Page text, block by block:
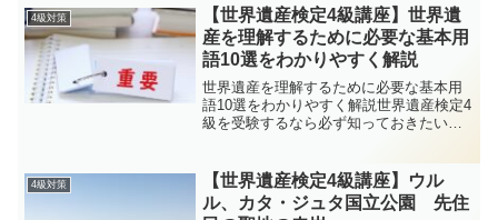
都市空間で融合し、世界文化に決定的な
影響を与えました。4...
4級対策
【世界遺産検定4級講座】世界遺
産を理解するために必要な基本用
語10選をわかりやすく解説
世界遺産を理解するために必要な基本用
語10選をわかりやすく解説世界遺産検定4
級を受験するなら必ず知っておきたい基
博士が会話形式で楽しく学べます。博
士〜！世界遺産の勉強を...
4級対策
【世界遺産検定4級講座】ウル
ル、カタ・ジュタ国立公園 先住